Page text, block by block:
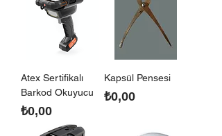
Atex Sertifikalı
Barkod Okuyucu
Fiyat
₺0,00
Kapsül Pensesi
Fiyat
₺0,00